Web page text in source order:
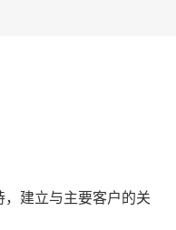
建立与主要客户的关